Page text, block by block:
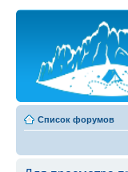
Список форумов